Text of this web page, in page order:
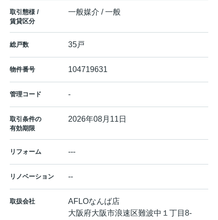
取引態様 /
賃貸区分
一般媒介 / 一般
総戸数 35戸
物件番号 104719631
管理コード -
取引条件の
有効期限
2026年08月11日
リフォーム ---
リノベーション --
取扱会社
AFLOなんば店
大阪府大阪市浪速区難波中１丁目8-